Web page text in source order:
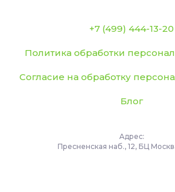
+7 (499) 444-13-20
Политика обработки
Согласие на обработку
Блог
Адрес:
Пресненская наб., 12, БЦ